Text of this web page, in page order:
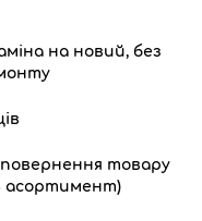
на новий, без
товару
асортимент)